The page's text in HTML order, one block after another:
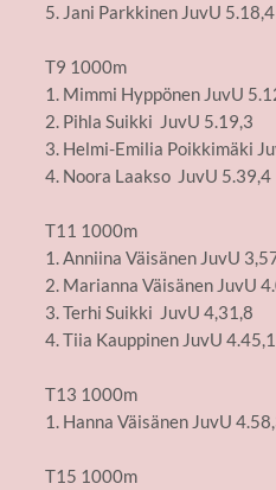
5. Jani Parkkinen JuvU 5.18,4
T9 1000m
1. Mimmi Hyppönen JuvU
2. Pihla Suikki JuvU 5.19,3
3. Helmi-Emilia Poikkimäki
4. Noora Laakso JuvU 5.39,4
T11 1000m
1. Anniina Väisänen JuvU
2. Marianna Väisänen JuvU
3. Terhi Suikki JuvU 4,31,8
4. Tiia Kauppinen JuvU 4.45,1
T13 1000m
1. Hanna Väisänen JuvU
T15 1000m